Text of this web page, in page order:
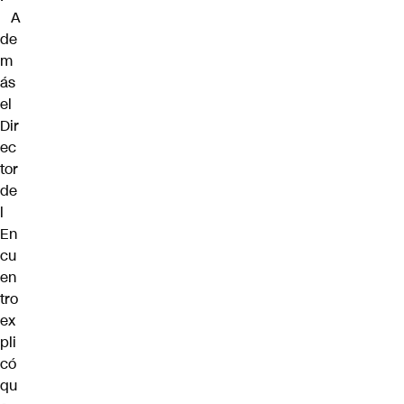
A
de
m
ás
el
Dir
ec
tor
de
l
En
cu
en
tro
ex
pli
có
qu